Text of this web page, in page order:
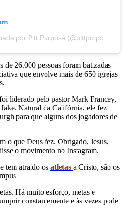
26.000 pessoas foram batizadas
que envolve mais de 650 igrejas
liderado pelo pastor Mark Francey,
Natural da Califórnia, ele fez
para que alguns dos jogadores de
o que Deus fez. Obrigado, Jesus,
o movimento no Instagram.
tem atraído os atletas a Cristo, são os
Há muito esforço, metas e
constantemente e às vezes pode